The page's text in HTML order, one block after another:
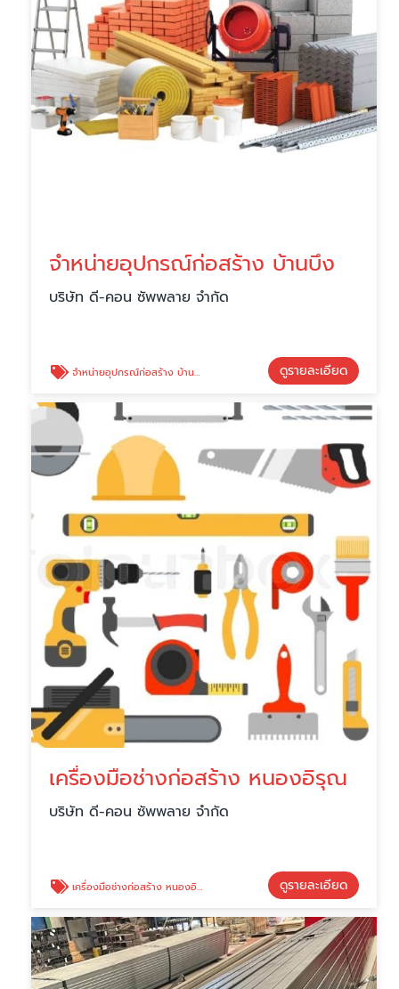
จำหน่ายอุปกรณ์ก่อสร้าง บ้านบึง
บริษัท ดี-คอน ซัพพลาย จำกัด
จำหน่ายอุปกรณ์ก่อสร้าง บ้านบึง ดูรายละเอียด
เครื่องมือช่างก่อสร้าง หนองอิรุณ
บริษัท ดี-คอน ซัพพลาย จำกัด
เครื่องมือช่างก่อสร้าง หนองอิรุณ ดูรายละเอียด